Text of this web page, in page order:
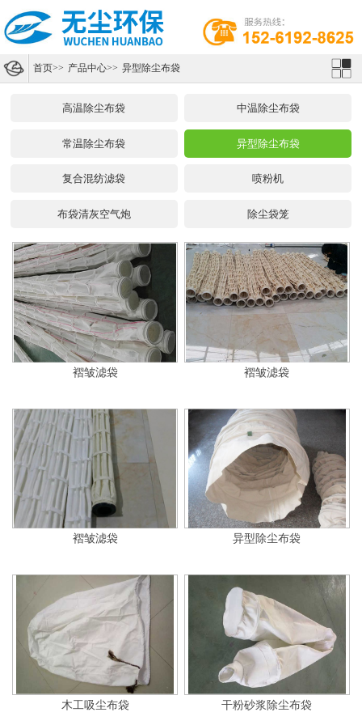
首页>> 产品中心>> 异型除尘布袋
高温除尘布袋 中温除尘布袋
常温除尘布袋 异型除尘布袋
复合混纺滤袋 喷粉机
布袋清灰空气炮 除尘袋笼
褶皱滤袋 褶皱滤袋
褶皱滤袋 异型除尘布袋
木工吸尘布袋 干粉砂浆除尘布袋